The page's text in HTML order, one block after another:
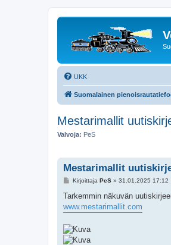
UKK
Suomalainen
Mestarimallit
Valvoja: PeS
Mestarimallit
V
e
t
Kirjoittaja PeS» 31.01.2025 17:12
Tarkemmin näkuvän
www.mestarimallit.com